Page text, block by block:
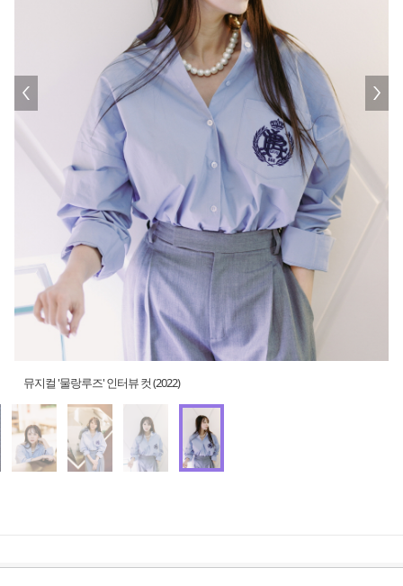
뮤지컬 '물랑루즈' 인터뷰 컷 (2022)